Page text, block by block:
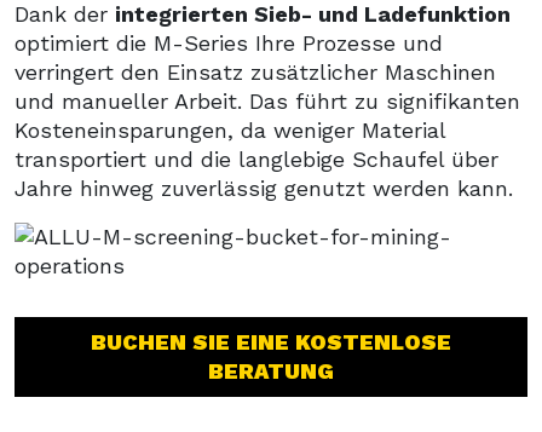
Dank der integrierten Sieb- und Ladefunktion
optimiert die M-Series Ihre Prozesse und
verringert den Einsatz zusätzlicher Maschinen
und manueller Arbeit. Das führt zu signifikanten
Kosteneinsparungen, da weniger Material
transportiert und die langlebige Schaufel über
Jahre hinweg zuverlässig genutzt werden kann.
BUCHEN SIE EINE KOSTENLOSE
BERATUNG